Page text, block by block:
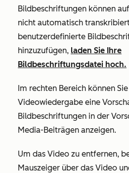
Bildbeschriftungen können
nicht automatisch
benutzerdefinierte
hinzuzufügen, laden Sie Ihre
Bildbeschriftungsdatei hoch.
Im rechten Bereich können
Videowiedergabe eine
Bildbeschriftungen in der
Media-Beiträgen anzeigen.
Um das Video zu entfernen,
Mauszeiger über das Video